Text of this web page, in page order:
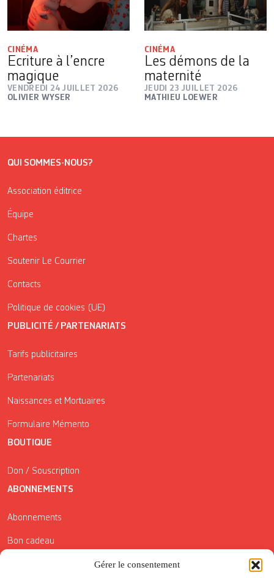
Gérer le consentement
CINÉMA
Ecriture à l’encre
magique
VENDREDI 24 JUILLET 2026
OLIVIER WYSER
CINÉMA
Les démons de la
maternité
JEUDI 23 JUILLET 2026
MATHIEU LOEWER
QUI SOMMES-NOUS?
Association éditrice
Équipe
Chartes
Soutenir Le Courrier
Contacts
Politique de cookies (UE)
PUBLICITÉ / PARTENARIATS
Tarifs publicitaires
Partenariats
Naissances et Mortuaires
Formulaire Mémento
BOUTIQUE
Don / Souscription
ABONNEMENTS
Abonnements
Bon cadeau
Conditions générales de vente